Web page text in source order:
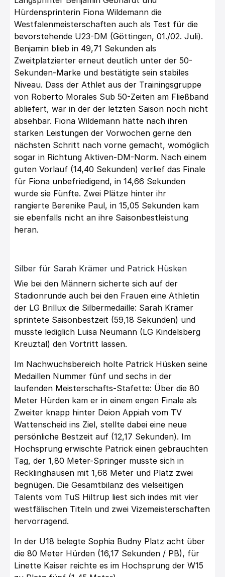
Hürdensprinterin Fiona Wildemann die
Westfalenmeisterschaften auch als Test für die
bevorstehende U23-DM (Göttingen, 01./02. Juli).
Benjamin blieb in 49,71 Sekunden als
Zweitplatzierter erneut deutlich unter der 50-
Sekunden-Marke und bestätigte sein stabiles
Niveau. Dass der Athlet aus der Trainingsgruppe
von Roberto Morales Sub 50-Zeiten am Fließband
abliefert, war in der der letzten Saison noch nicht
absehbar. Fiona Wildemann hätte nach ihren
starken Leistungen der Vorwochen gerne den
nächsten Schritt nach vorne gemacht, womöglich
sogar in Richtung Aktiven-DM-Norm. Nach einem
guten Vorlauf (14,40 Sekunden) verlief das Finale
für Fiona unbefriedigend, in 14,66 Sekunden
wurde sie Fünfte. Zwei Plätze hinter ihr
rangierte Berenike Paul, in 15,05 Sekunden kam
sie ebenfalls nicht an ihre Saisonbestleistung
heran.
Silber für Sarah Krämer und Patrick Hüsken
Wie bei den Männern sicherte sich auf der
Stadionrunde auch bei den Frauen eine Athletin
der LG Brillux die Silbermedaille: Sarah Krämer
sprintete Saisonbestzeit (59,18 Sekunden) und
musste lediglich Luisa Neumann (LG Kindelsberg
Kreuztal) den Vortritt lassen.
Im Nachwuchsbereich holte Patrick Hüsken seine
Medaillen Nummer fünf und sechs in der
laufenden Meisterschafts-Stafette: Über die 80
Meter Hürden kam er in einem engen Finale als
Zweiter knapp hinter Deion Appiah vom TV
Wattenscheid ins Ziel, stellte dabei eine neue
persönliche Bestzeit auf (12,17 Sekunden). Im
Hochsprung erwischte Patrick einen gebrauchten
Tag, der 1,80 Meter-Springer musste sich in
Recklinghausen mit 1,68 Meter und Platz zwei
begnügen. Die Gesamtbilanz des vielseitigen
Talents vom TuS Hiltrup liest sich indes mit vier
westfälischen Titeln und zwei Vizemeisterschaften
hervorragend.
In der U18 belegte Sophia Budny Platz acht über
die 80 Meter Hürden (16,17 Sekunden / PB), für
Linette Kaiser reichte es im Hochsprung der W15